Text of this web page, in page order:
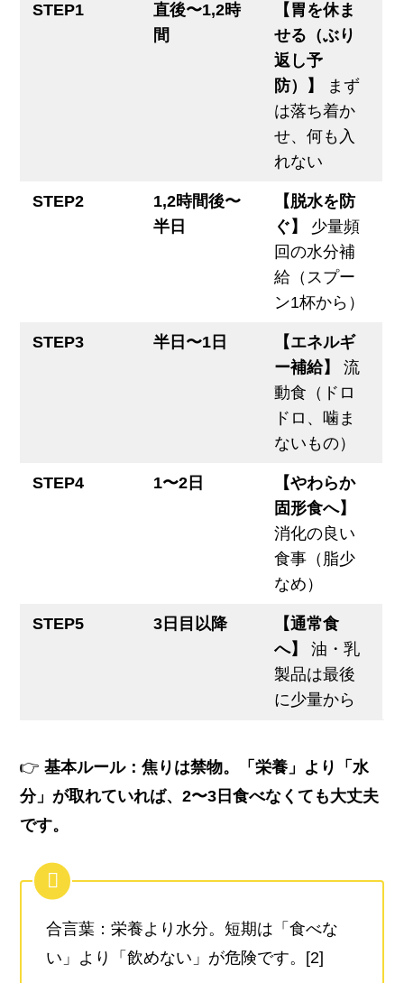
STEP1
直後〜1,2時
間
【胃を休ま
せる（ぶり
返し予
防）】
まず
は落ち着か
せ、何も入
れない
STEP2
1,2時間後〜
半日
【脱水を防
ぐ】
少量頻
回の水分補
給（スプー
ン1杯から）
STEP3 半日〜1日
【エネルギ
ー補給】
流
動食（ドロ
ドロ、噛ま
ないもの）
STEP4 1〜2日
【やわらか
固形食へ】
消化の良い
食事（脂少
なめ）
STEP5 3日目以降
【通常食
へ】
油・乳
製品は最後
に少量から
👉基本ルール：焦りは禁物。「栄養」より「水
分」が取れていれば、2〜3日食べなくても大丈夫
です。
合言葉：栄養より水分。短期は「食べな
い」より「飲めない」が危険です。[2]